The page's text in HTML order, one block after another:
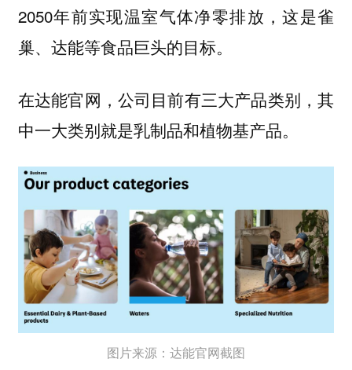
2050年前实现温室气体净零排放，这是雀
巢、达能等食品巨头的目标。
在达能官网，公司目前有三大产品类别，其
中一大类别就是乳制品和植物基产品。
图片来源：达能官网截图